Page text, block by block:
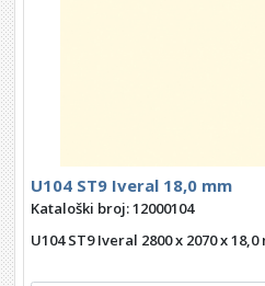
U104 ST9 Iveral 18,0 mm
Kataloški broj: 12000104
U104 ST9 Iveral 2800 x 2070 x 18,0